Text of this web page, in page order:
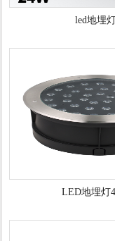
led地埋
LED地埋灯